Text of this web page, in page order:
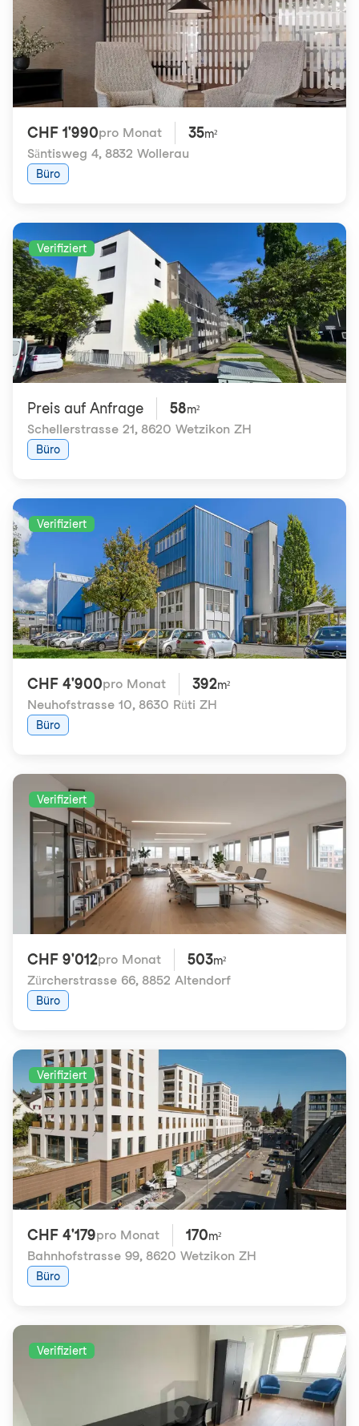
CHF 1'990pro Monat 35m²
Säntisweg 4, 8832 Wollerau
Büro
Verifiziert
Preis auf Anfrage 58m²
Schellerstrasse 21, 8620 Wetzikon ZH
Büro
Verifiziert
CHF 4'900pro Monat 392m²
Neuhofstrasse 10, 8630 Rüti ZH
Büro
Verifiziert
CHF 9'012pro Monat 503m²
Zürcherstrasse 66, 8852 Altendorf
Büro
Verifiziert
CHF 4'179pro Monat 170m²
Bahnhofstrasse 99, 8620 Wetzikon ZH
Büro
Verifiziert